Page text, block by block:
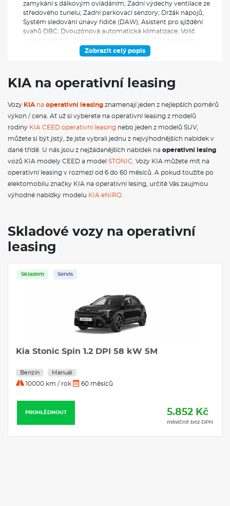
zamykání s dálkovým ovládáním; Zadní výdechy ventilace ze
středového tunelu; Zadní parkovací senzory; Držák nápojů;
Systém sledování únavy řidiče (DAW); Asistent pro sjíždění
svahů DBC; Dvouzónová automatická klimatizace; Volič
jízdních režimů; Digitální přístrojový štít s 12,3" displejem;
Rozdělovač brzdného tlaku EBD; Elektrochromatické zpětné
parkovací brzda (EPB) s funkcí Auto Hold; Elektronický
stabilizační systém ESC; Systém autonomního nouzového
Přední parkovací senzory; Asistent pro rozjezd do kopce HAC;
Automatické přepínání dálkových světlometů (HBA); Asistent
pro jízdu na dálnici HDA; Systém monitorování stavu řidiče
Indikace nezapnutých pásů; Inteligentní ukazatel rychlostních
limitů (ISLA); Ukotvení dětské sedačky ISOFIX na krajních
sedadlech 2. řady; Hlavní světlomety LED s automatickým
přepínáním dálkových světlometů + denní svícení LED; Zadní
Aktivní systém pro jízdu v pruzích (LKA); Umělou BIO kůží
potažený volant; Dvojitá podlaha, úchytná oka a 12V zásuvka v
Connect, DAB, Android Auto/Apple CarPlay; Ochranné lemy
blatníků a prahů černé; OTA (Over the Air) aktualizace;
Zatmavená skla zadních a pátých dveří; Elektrické ovládání
předních a zadních oken; Zadní mlhové světlomety; Systém
ROA (upozornění na přítomnost osob vzadu); Podélné střešní
ližiny; Dešťový senzor; Zadní parkovací kamera; Boční a
tempomat (SCC 2) + Stop&Go; Čalounění sedadel tkaná látka;
Sklopné opěradlo zadního sedadla v poměru 60:40; Středový
centrální airbag; SOS tlačítko pro systém eCall; Příprava pro
tažné zařízení; Systém kontroly trakce TCS; Dojezdová sada;
Vyhřívaná přední sedadla a volant
Zobrazit celý popis
KIA na operativní leasing
Vozy KIA na operativní leasing znamenají jeden z nejlepších poměrů
výkon / cena. Ať už si vyberete na operativní leasing z modelů
rodiny KIA CEED operativní leasing nebo jeden z modelů SUV,
můžete si být jistý, že jste vybrali jednu z nejvýhodnějších nabídek v
dané třídě. U nás jsou z nejžádanějších nabídek na operativní lesing
vozů KIA modely CEED a model STONIC . Vozy KIA můžete mít na
operativní leasing v rozmezí od 6 do 60 měsíců. A pokud toužíte po
elektomobilu značky KIA na operativní lesing, určitě Vás zaujmou
výhodné nabídky modelu KIA eNIRO
Skladové vozy na operativní
leasing
Skladem Servis
Kia Stonic Spin 1.2 DPI 58 kW 5M
Benzín Manuál
10000 km / rok 60 měsíců
PROHLÉDNOUT 5.852 Kč
měsíčně bez DPH